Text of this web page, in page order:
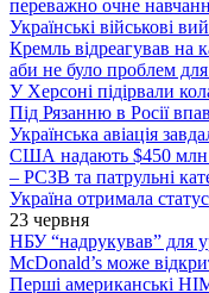
переважно очне
Українські військові
Кремль відреагував на
аби не було проблем
У Херсоні підірвали
Під Рязанню в Росії
Українська авіація
США надають $450 млн
– РСЗВ та патрульні
Україна отримала
23 червня
НБУ “надрукував” для
McDonald’s може
Перші американські